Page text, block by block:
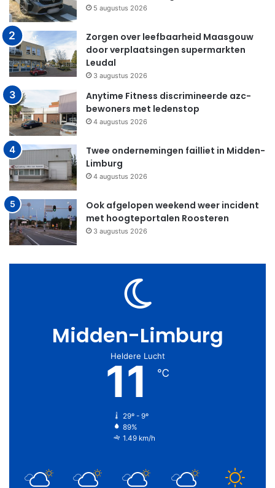
5 augustus 2026
Zorgen over leefbaarheid Maasgouw
door verplaatsingen supermarkten
Leudal
3 augustus 2026
Anytime Fitness discrimineerde azc-
bewoners met ledenstop
4 augustus 2026
Twee ondernemingen failliet in Midden-
Limburg
4 augustus 2026
Ook afgelopen weekend weer incident
met hoogteportalen Roosteren
3 augustus 2026
Midden-Limburg
Heldere Lucht
11 ℃
29º - 9º
89%
1.49 km/h